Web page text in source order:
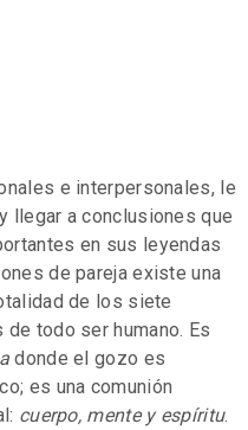
e interpersonales, le
llegar a conclusiones que
en sus leyendas
de pareja existe una
de los siete
todo ser humano. Es
donde el gozo es
es una comunión
cuerpo, mente y espíritu.